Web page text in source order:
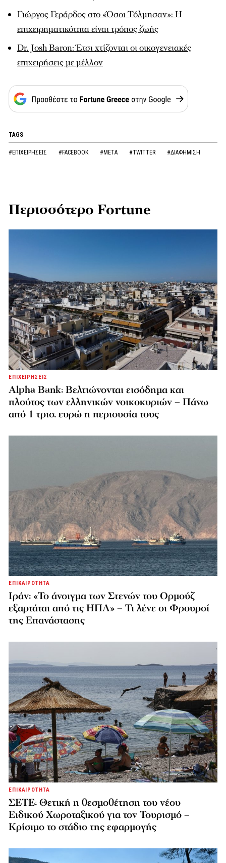
Γιώργος Γεράρδος στο «Όσοι Τόλμησαν»: Η
επιχειρηματικότητα είναι τρόπος ζωής
Dr. Josh Baron: Έτσι χτίζονται οι οικογενειακές
επιχειρήσεις με μέλλον
TAGS
#ΕΠΙΧΕΙΡΗΣΕΙΣ #FACEBOOK #META #TWITTER #ΔΙΑΦΗΜΙΣΗ
Περισσότερο Fortune
ΕΠΙΧΕΙΡΗΣΕΙΣ
Alpha Bank: Βελτιώνονται εισόδημα και
πλούτος των ελληνικών νοικοκυριών – Πάνω
από 1 τρισ. ευρώ η περιουσία τους
ΕΠΙΚΑΙΡΟΤΗΤΑ
Ιράν: «Το άνοιγμα των Στενών του Ορμούζ
εξαρτάται από τις ΗΠΑ» – Τι λένε οι Φρουροί
της Επανάστασης
ΕΠΙΚΑΙΡΟΤΗΤΑ
ΣΕΤΕ: Θετική η θεσμοθέτηση του νέου
Ειδικού Χωροταξικού για τον Τουρισμό –
Κρίσιμο το στάδιο της εφαρμογής